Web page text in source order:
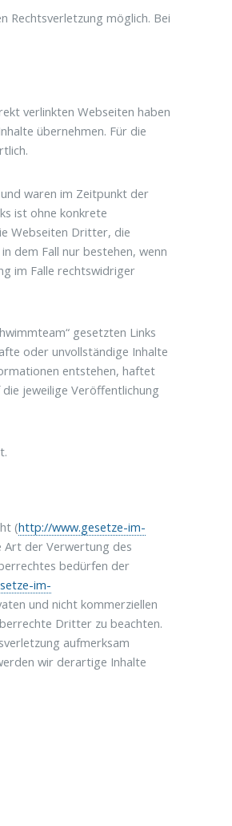
Rechtsverletzung möglich. Bei
verlinkten Webseiten haben
übernehmen. Für die
waren im Zeitpunkt der
ist ohne konkrete
Webseiten Dritter, die
dem Fall nur bestehen, wenn
im Falle rechtswidriger
gesetzten Links
oder unvollständige Inhalte
entstehen, haftet
jeweilige Veröffentlichung
(http://www.gesetze-im-
Art der Verwertung des
bedürfen der
im-
und nicht kommerziellen
Dritter zu beachten.
aufmerksam
wir derartige Inhalte